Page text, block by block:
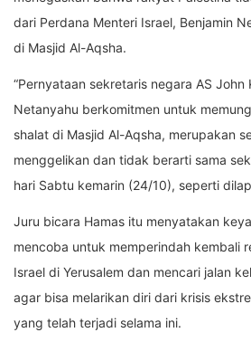
dari Perdana Menteri Israel, Benjamin
di Masjid Al-Aqsha.
“Pernyataan sekretaris negara AS
Netanyahu berkomitmen untuk
shalat di Masjid Al-Aqsha, merupakan
menggelikan dan tidak berarti sama
hari Sabtu kemarin (24/10), seperti
Juru bicara Hamas itu menyatakan
mencoba untuk memperindah kembali
Israel di Yerusalem dan mencari jalan
agar bisa melarikan diri dari krisis
yang telah terjadi selama ini.